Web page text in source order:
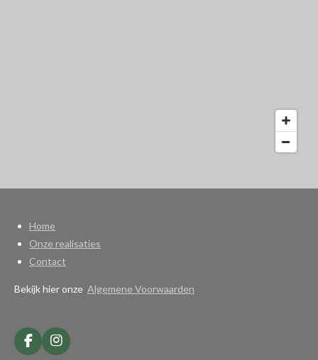
Home
Onze realisaties
Contact
Bekijk hier onze Algemene Voorwaarden
F
I